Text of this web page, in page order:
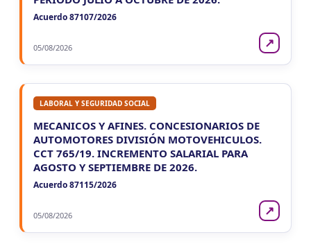
Acuerdo 87107/2026
05/08/2026 ↗
LABORAL Y SEGURIDAD SOCIAL
MECANICOS Y AFINES. CONCESIONARIOS DE
AUTOMOTORES DIVISIÓN MOTOVEHICULOS.
CCT 765/19. INCREMENTO SALARIAL PARA
AGOSTO Y SEPTIEMBRE DE 2026.
Acuerdo 87115/2026
05/08/2026 ↗